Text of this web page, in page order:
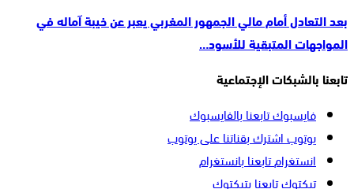
بعد التعادل أمام مالي الجمهور المغربي يعبر عن خيبة آماله في
المواجهات المتبقية للأسود…
تابعنا بالشبكات الإجتماعية
فايسبوكتابعنا بالفايسبوك
يوتوباشترك بقناتنا على يوتوب
انستغرامتابعنا بانستغرام
تيكتوكتابعنا بتيكتوك